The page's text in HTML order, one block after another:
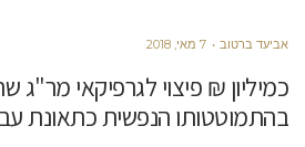
אביעד ברטוב 7 מאי, 2018
כמיליון ₪ פיצוי לגרפיקאי מר"ג
בהתמוטטותו הנפשית כתאונת